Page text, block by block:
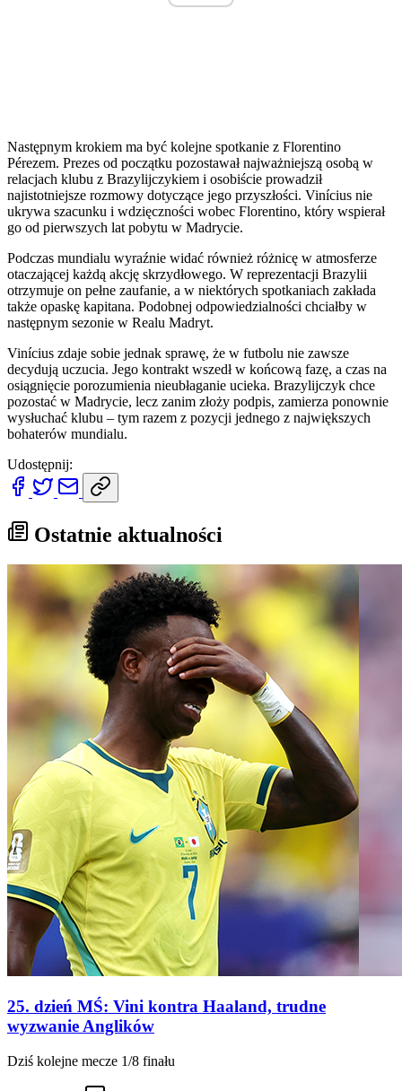
Następnym krokiem ma być kolejne spotkanie z Florentino
Pérezem. Prezes od początku pozostawał najważniejszą osobą w
relacjach klubu z Brazylijczykiem i osobiście prowadził
najistotniejsze rozmowy dotyczące jego przyszłości. Vinícius nie
ukrywa szacunku i wdzięczności wobec Florentino, który wspierał
go od pierwszych lat pobytu w Madrycie.
Podczas mundialu wyraźnie widać również różnicę w atmosferze
otaczającej każdą akcję skrzydłowego. W reprezentacji Brazylii
otrzymuje on pełne zaufanie, a w niektórych spotkaniach zakłada
także opaskę kapitana. Podobnej odpowiedzialności chciałby w
następnym sezonie w Realu Madryt.
Vinícius zdaje sobie jednak sprawę, że w futbolu nie zawsze
decydują uczucia. Jego kontrakt wszedł w końcową fazę, a czas na
osiągnięcie porozumienia nieubłaganie ucieka. Brazylijczyk chce
pozostać w Madrycie, lecz zanim złoży podpis, zamierza ponownie
wysłuchać klubu – tym razem z pozycji jednego z największych
bohaterów mundialu.
Udostępnij:
Ostatnie aktualności
25. dzień MŚ: Vini kontra Haaland, trudne
wyzwanie Anglików
Dziś kolejne mecze 1/8 finału